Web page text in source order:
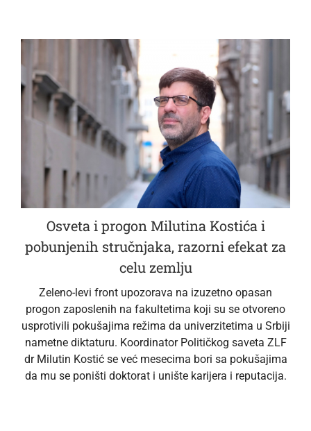
Osveta i progon Milutina Kostića i
pobunjenih stručnjaka, razorni efekat za
celu zemlju
Zeleno-levi front upozorava na izuzetno opasan
progon zaposlenih na fakultetima koji su se otvoreno
usprotivili pokušajima režima da univerzitetima u Srbiji
nametne diktaturu. Koordinator Političkog saveta ZLF
dr Milutin Kostić se već mesecima bori sa pokušajima
da mu se poništi doktorat i unište karijera i reputacija.